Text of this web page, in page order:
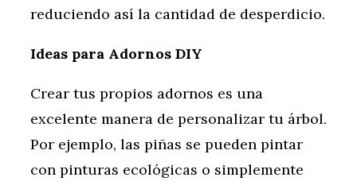
reduciendo así la cantidad de desperdicio.
Ideas para Adornos DIY
Crear tus propios adornos es una
excelente manera de personalizar tu árbol.
Por ejemplo, las piñas se pueden pintar
con pinturas ecológicas o simplemente